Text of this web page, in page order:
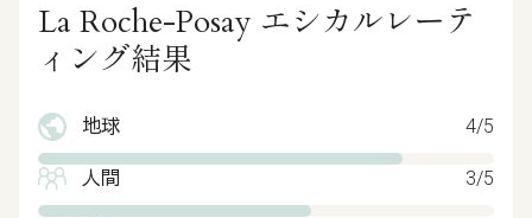
La Roche-Posay エシカルレーテ
ィング結果
地球 4/5
人間 3/5